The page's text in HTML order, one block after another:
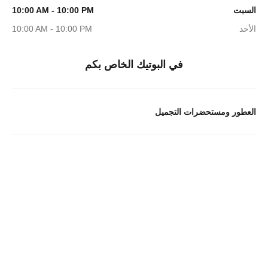
السبت
10:00 AM - 10:00 PM
الأحد
10:00 AM - 10:00 PM
في البوتيك الخاص بكم
العطور ومستحضرات التجميل